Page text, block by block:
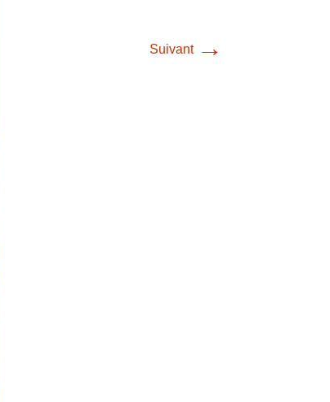
Suivant →